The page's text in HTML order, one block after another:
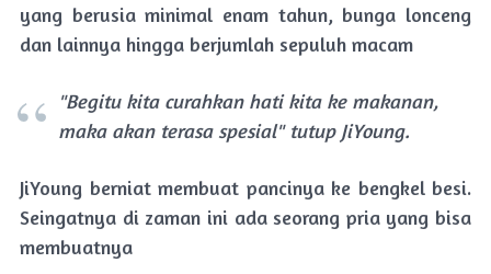
yang berusia minimal enam tahun, bunga lonceng
dan lainnya hingga berjumlah sepuluh macam
"Begitu kita curahkan hati kita ke makanan,
maka akan terasa spesial" tutup JiYoung.
JiYoung berniat membuat pancinya ke bengkel besi.
Seingatnya di zaman ini ada seorang pria yang bisa
membuatnya